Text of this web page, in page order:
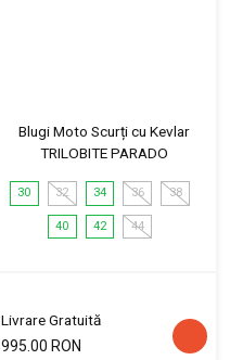
Blugi Moto Scurți cu Kevlar
TRILOBITE PARADO
30 32 34 36 38
40 42 44
Livrare Gratuită
995.00 RON